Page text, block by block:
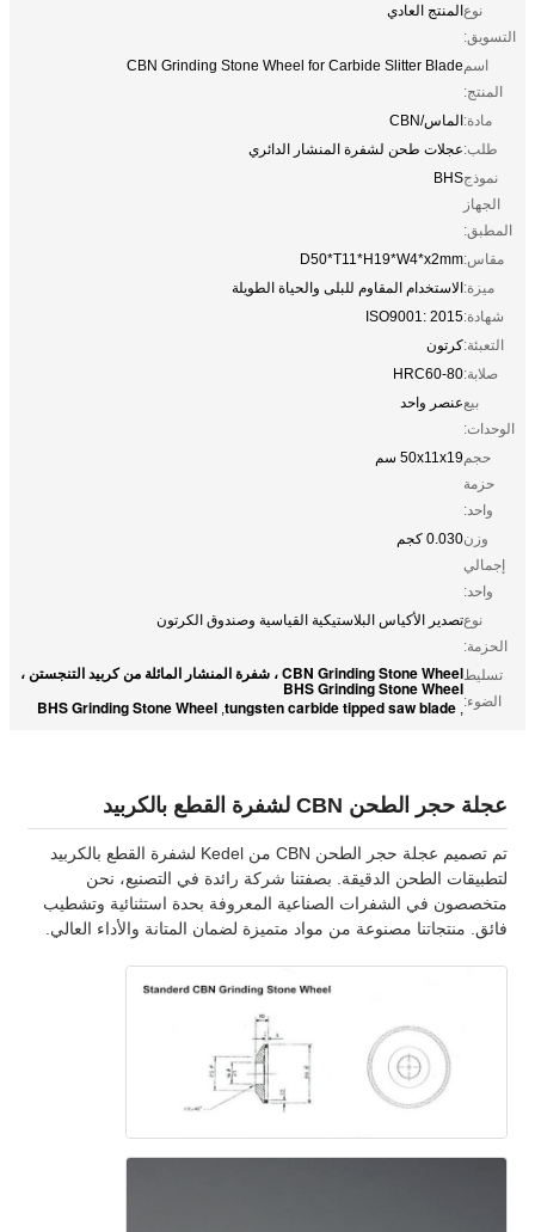
نوع
التسويق:
المنتج العادي
اسم
المنتج:
CBN Grinding Stone Wheel for Carbide Slitter Blade
مادة:الماس/CBN
طلب:عجلات طحن لشفرة المنشار الدائري
نموذج
الجهاز
المطبق:
BHS
مقاس:D50*T11*H19*W4*x2mm
ميزة:الاستخدام المقاوم للبلى والحياة الطويلة
شهادة:ISO9001: 2015
التعبئة:كرتون
صلابة:HRC60-80
بيع
الوحدات:
عنصر واحد
حجم
حزمة
واحد:
50x11x19 سم
وزن
إجمالي
واحد:
0.030 كجم
نوع
الحزمة:
تصدير الأكياس البلاستيكية القياسية وصندوق الكرتون
تسليط
الضوء:
CBN Grinding Stone Wheel ، شفرة المنشار المائلة من كربيد التنجستن ،
BHS Grinding Stone Wheel
,
tungsten carbide tipped saw blade
,
BHS Grinding Stone Wheel
عجلة حجر الطحن CBN لشفرة القطع بالكربيد
تم تصميم عجلة حجر الطحن CBN من Kedel لشفرة القطع بالكربيد
لتطبيقات الطحن الدقيقة. بصفتنا شركة رائدة في التصنيع، نحن
متخصصون في الشفرات الصناعية المعروفة بحدة استثنائية وتشطيب
فائق. منتجاتنا مصنوعة من مواد متميزة لضمان المتانة والأداء العالي.